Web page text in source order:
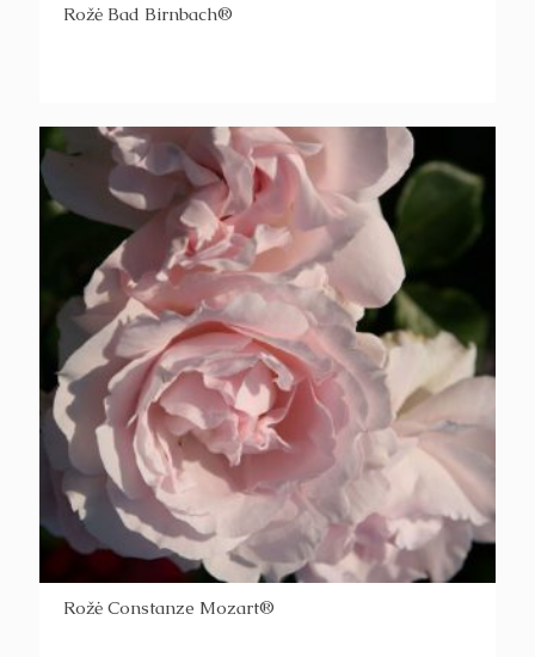
Rožė Bad Birnbach®
Rožė Constanze Mozart®